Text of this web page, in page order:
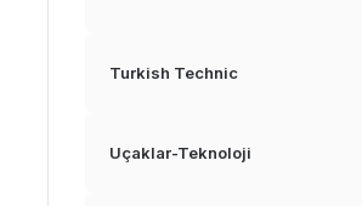
Turkish Technic
Uçaklar-Teknoloji